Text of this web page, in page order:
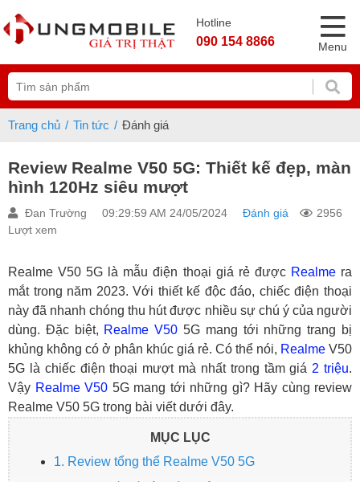
Hotline
090 154 8866 Menu
Trang chủ Tin tức Đánh giá
Review Realme V50 5G: Thiết kế đẹp, màn
hình 120Hz siêu mượt
Đan Trường 09:29:59 AM 24/05/2024 Đánh giá
2956
Lượt xem
Realme V50 5G là mẫu điện thoại giá rẻ được Realmera
mắt trong năm 2023. Với thiết kế độc đáo, chiếc điện thoại
này đã nhanh chóng thu hút được nhiều sự chú ý của người
dùng. Đặc biệt, Realme V50 5G mang tới những trang bị
khủng không có ở phân khúc giá rẻ. Có thể nói, Realme V50
5G là chiếc điện thoại mượt mà nhất trong tầm giá 2 triệu.
Vậy Realme V50 5G mang tới những gì? Hãy cùng review
Realme V50 5G trong bài viết dưới đây.
MỤC LỤC
1. Review tổng thể Realme V50 5G